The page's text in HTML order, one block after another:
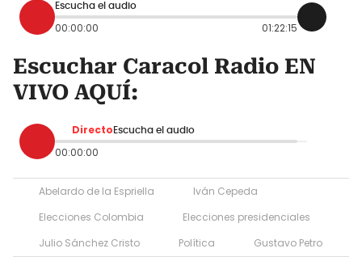
Escucha el audio
00:00:00 01:22:15
Escuchar Caracol Radio EN
VIVO AQUÍ:
Directo Escucha el audio
00:00:00
Abelardo de la Espriella
Iván Cepeda
Elecciones Colombia
Elecciones presidenciales
Julio Sánchez Cristo
Política Gustavo Petro